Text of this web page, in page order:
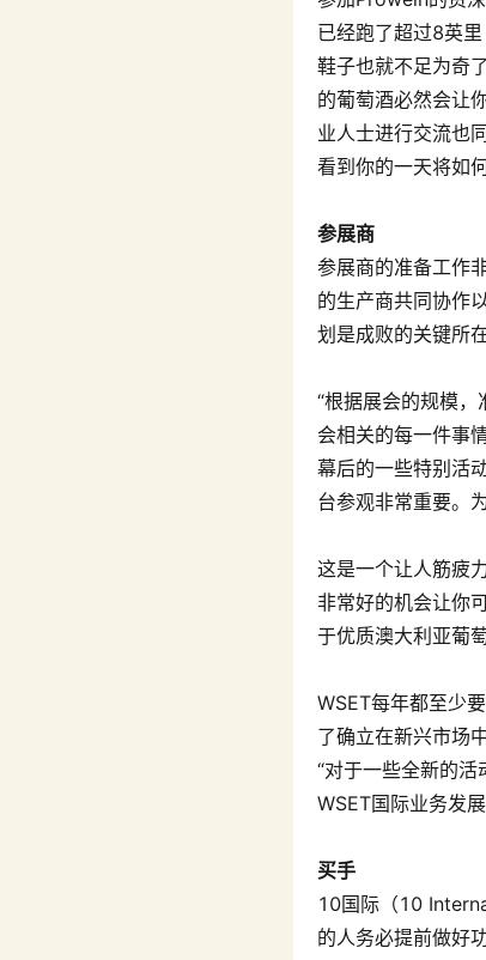
已经跑了超过8英
鞋子也就不足为奇
的葡萄酒必然会让
业人士进行交流也
看到你的一天将如
参展商
参展商的准备工作
的生产商共同协作
划是成败的关键所
“根据展会的规模
会相关的每一件事
幕后的一些特别活
台参观非常重要。
这是一个让人筋疲
非常好的机会让你
于优质澳大利亚葡
WSET每年都至少
了确立在新兴市场
“对于一些全新的
WSET国际业务发
买手
10国际（10
的人务必提前做好功